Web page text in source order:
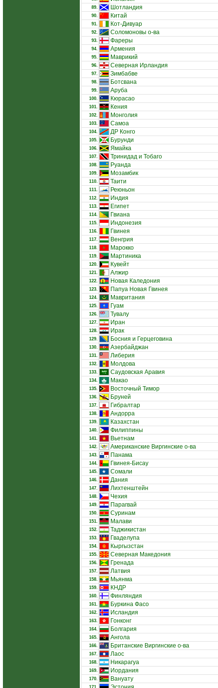
89. Шотландия
90. Китай
91. Кот-Дивуар
92. Соломоновы о-ва
93. Фареры
94. Армения
95. Маврикий
96. Северная Ирландия
97. Зимбабве
98. Ботсвана
99. Аруба
100. Кюрасао
101. Кения
102. Монголия
103. Самоа
104. ДР Конго
105. Бурунди
106. Ямайка
107. Тринидад и Тобаго
108. Руанда
109. Мозамбик
110. Таити
111. Реюньон
112. Индия
113. Египет
114. Гвиана
115. Индонезия
116. Гвинея
117. Венгрия
118. Марокко
119. Мартиника
120. Кувейт
121. Алжир
122. Новая Каледония
123. Папуа Новая Гвинея
124. Мавритания
125. Гуам
126. Тувалу
127. Иран
128. Ирак
129. Босния и Герцеговина
130. Азербайджан
131. Либерия
132. Молдова
133. Саудовская Аравия
134. Макао
135. Восточный Тимор
136. Бруней
137. Гибралтар
138. Андорра
139. Казахстан
140. Филиппины
141. Вьетнам
142. Американские Виргинские о-ва
143. Панама
144. Гвинея-Бисау
145. Сомали
146. Дания
147. Лихтенштейн
148. Чехия
149. Парагвай
150. Суринам
151. Малави
152. Таджикистан
153. Гваделупа
154. Кыргызстан
155. Северная Македония
156. Гренада
157. Латвия
158. Мьянма
159. КНДР
160. Финляндия
161. Буркина Фасо
162. Исландия
163. Гонконг
164. Болгария
165. Ангола
166. Британские Виргинские о-ва
167. Лаос
168. Никарагуа
169. Иордания
170. Вануату
171.